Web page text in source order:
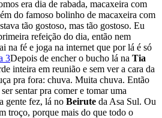
era dia de rabada, macaxeira com
do famoso bolinho de macaxeira com
tão gostoso, mas tão gostoso. Eu
refeição do dia, então nem
na fé e joga na internet que por lá é só
Depois de encher o bucho lá na Tia
inteira em reunião e sem ver a cara da
pra fora: chuva. Muita chuva. Então
sentar pra comer e tomar uma
gente fez, lá no Beirute da Asa Sul. Ou
troço, porque mais do que todo o